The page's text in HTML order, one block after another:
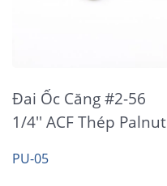
Đai Ốc Căng #2-56
1/4'' ACF Thép Palnut
PU-05